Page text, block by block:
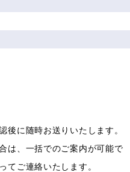
に随時お送りいたします。
は、一括でのご案内が可能で
てご連絡いたします。